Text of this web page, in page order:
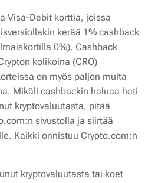
Visa-Debit korttia, joissa
kerää 1% cashback
0%). Cashback
kolikoina (CRO)
on myös paljon muita
Mikäli cashbackin haluaa heti
kryptovaluutasta, pitää
sivustolla ja siirtää
Kaikki onnistuu Crypto.com:n
kryptovaluutasta tai koet